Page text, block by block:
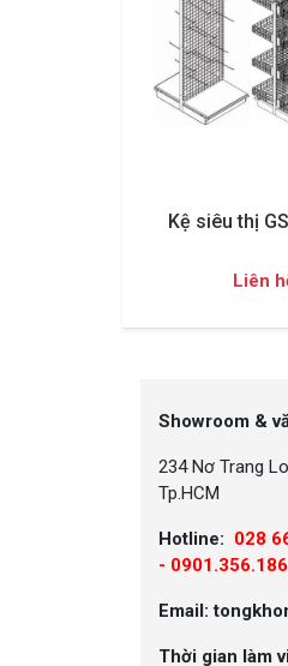
Kệ siêu thị
Liên
Showroom &
234 Nơ Trang
Tp.HCM
Hotline: 028
- 0901.356.186
Email:
Thời gian làm